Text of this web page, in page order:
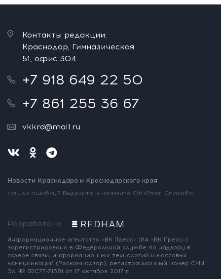
Контакты редакции:
Краснодар, Гимназическая
51, офис 304
+7 918 649 22 50
+7 861 255 36 67
vkkrd@mail.ru
Новости Краснодара и Краснодарского края
Нашли ошибку? Выделите и нажмите Ctrl+Enter. Спасибо!
Разработано —
Информационное агентство «ВК Пресс» (ИА «ВК Пресс»)
зарегистрировано в Федеральной службе по надзору в
сфере связи, информационных технологий и массовых
коммуникаций (Роскомнадзор), регистрационный номер СМИ:
Эл № ФС77-71381 от 17 октября 2017 г.